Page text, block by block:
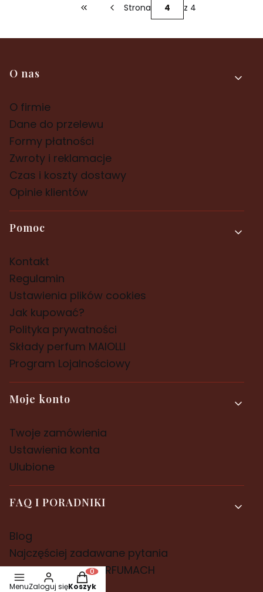
Wróć do pierwszej strony z produktami
Strona z 4
Linki w stopce
O nas
O firmie
Dane do przelewu
Formy płatności
Zwroty i reklamacje
Czas i koszty dostawy
Opinie klientów
Pomoc
Kontakt
Regulamin
Ustawienia plików cookies
Jak kupować?
Polityka prywatności
Składy perfum MAIOLLI
Program Lojalnościowy
Moje konto
Twoje zamówienia
Ustawienia konta
Ulubione
FAQ I PORADNIKI
Blog
Najczęściej zadawane pytania
PRZEWODNIK PO PERFUMACH
MenuZaloguj się
Produkty w koszyku: 0. Zobacz szczegóły
Koszyk